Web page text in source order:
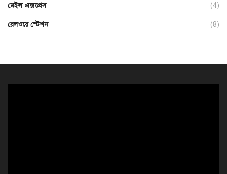
মেইল এক্সপ্রেস (4)
রেলওয়ে স্টেশন (8)